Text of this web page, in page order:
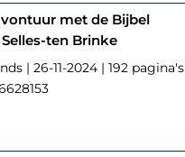
met de Bijbel
ten Brinke
| 26-11-2024 | 192 pagina's